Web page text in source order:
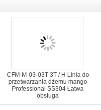
CFM-M-03-03T 3T / H Linia do
przetwarzania dżemu mango
Professional SS304 Łatwa
obsługa